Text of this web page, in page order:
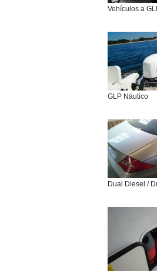
Vehículos a
GLP Náutico
Dual Diesel /